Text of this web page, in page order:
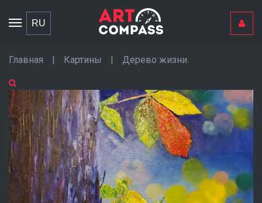
Toggle
navigation
RU
Главная | Картины | Дерево жизни.